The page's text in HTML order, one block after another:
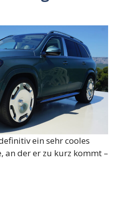
ein sehr cooles
an der er zu kurz kommt –